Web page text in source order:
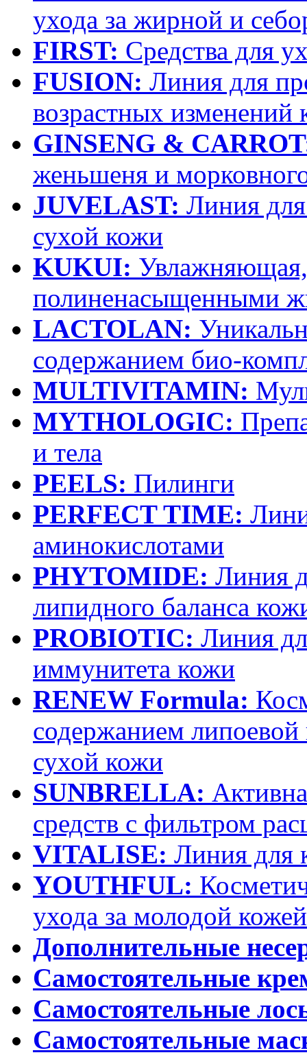
ухода за жирной и
FIRST: Средства для
FUSION: Линия для
возрастных изменений
GINSENG &
женьшеня и
JUVELAST: Линия
сухой кожи
KUKUI: Увлажняющая,
полиненасыщенными
LACTOLAN:
содержанием био-
MULTIVITAMIN:
MYTHOLOGIC:
и тела
PEELS: Пилинги
PERFECT TIME:
аминокислотами
PHYTOMIDE: Линия
липидного баланса
PROBIOTIC: Линия
иммунитета кожи
RENEW Formula:
содержанием
сухой кожи
SUNBRELLA:
средств с фильтром
VITALISE: Линия для
YOUTHFUL:
ухода за молодой кожей
Дополнительные
Самостоятельные
Самостоятельные
Самостоятельные